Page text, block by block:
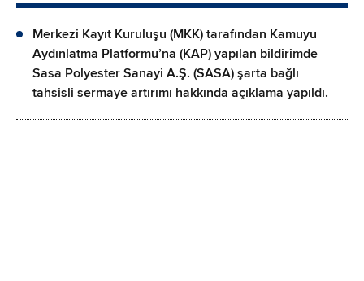
Merkezi Kayıt Kuruluşu (MKK) tarafından Kamuyu
Aydınlatma Platformu’na (KAP) yapılan bildirimde
Sasa Polyester Sanayi A.Ş. (SASA) şarta bağlı
tahsisli sermaye artırımı hakkında açıklama yapıldı.